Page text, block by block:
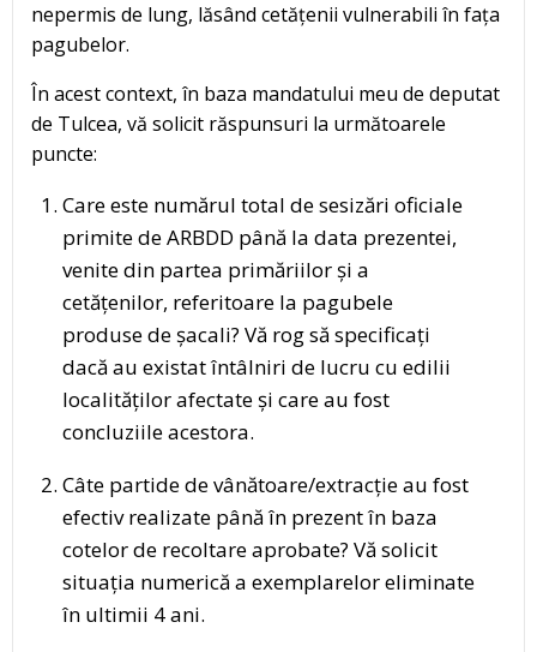
nepermis de lung, lăsând cetățenii vulnerabili în fața
pagubelor.
În acest context, în baza mandatului meu de deputat
de Tulcea, vă solicit răspunsuri la următoarele
puncte:
Care este numărul total de sesizări oficiale
primite de ARBDD până la data prezentei,
venite din partea primăriilor și a
cetățenilor, referitoare la pagubele
produse de șacali? Vă rog să specificați
dacă au existat întâlniri de lucru cu edilii
localităților afectate și care au fost
concluziile acestora.
Câte partide de vânătoare/extracție au fost
efectiv realizate până în prezent în baza
cotelor de recoltare aprobate? Vă solicit
situația numerică a exemplarelor eliminate
în ultimii 4 ani.